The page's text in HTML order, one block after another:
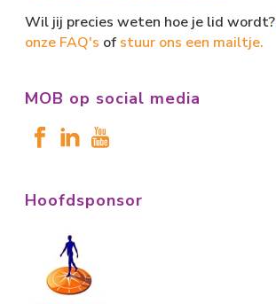
Wil jij precies weten hoe je lid wordt?
onze FAQ's of stuur ons een mailtje.
MOB op social media
Hoofdsponsor